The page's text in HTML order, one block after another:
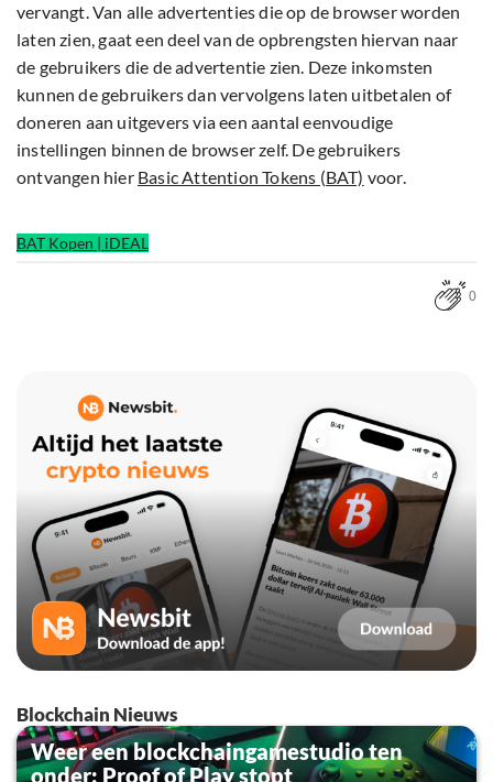
vervangt. Van alle advertenties die op de browser worden
laten zien, gaat een deel van de opbrengsten hiervan naar
de gebruikers die de advertentie zien. Deze inkomsten
kunnen de gebruikers dan vervolgens laten uitbetalen of
doneren aan uitgevers via een aantal eenvoudige
instellingen binnen de browser zelf. De gebruikers
ontvangen hier Basic Attention Tokens (BAT) voor.
BAT Kopen | iDEAL
0
Blockchain Nieuws
Weer een blockchaingamestudio ten
onder: Proof of Play stopt